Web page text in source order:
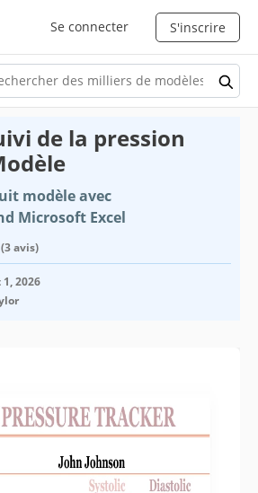
Se connecter S'inscrire
de la pression
modèle avec
Microsoft Excel
avis)
2026